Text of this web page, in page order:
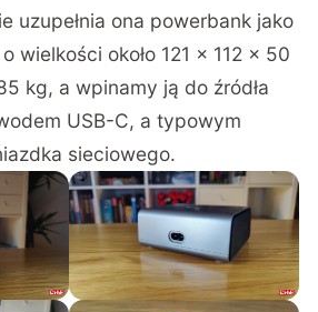
uzupełnia ona powerbank jako
wielkości około 121 × 112 × 50
kg, a wpinamy ją do źródła
USB-C, a typowym
sieciowego.